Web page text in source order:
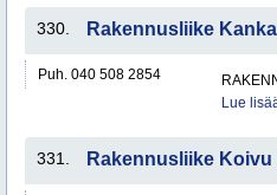
330. Rakennusliike
Puh. 040 508 2854
Lue
331. Rakennusliike Koivu